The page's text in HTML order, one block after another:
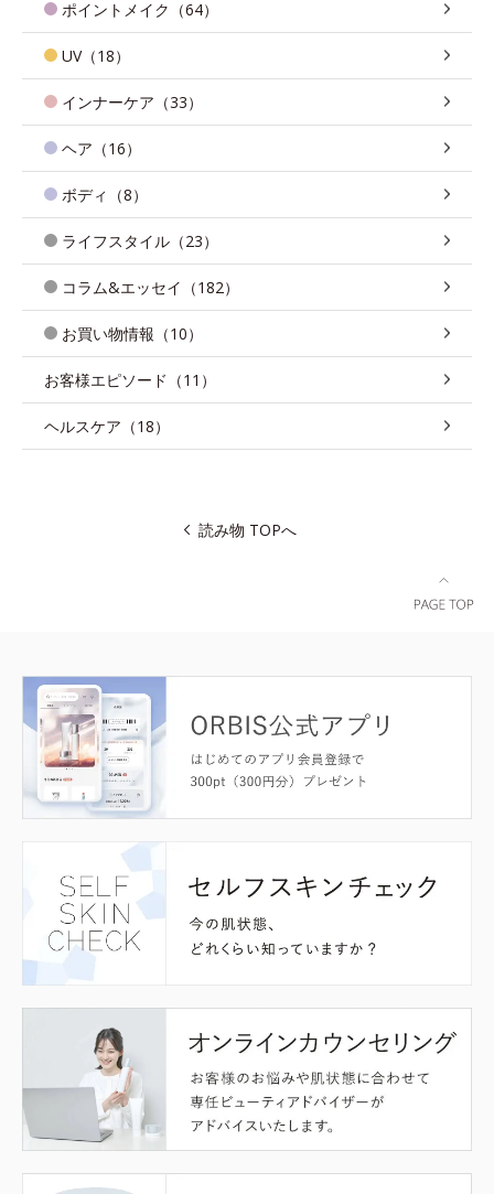
ポイントメイク（64）
UV（18）
インナーケア（33）
ヘア（16）
ボディ（8）
ライフスタイル（23）
コラム&エッセイ（182）
お買い物情報（10）
お客様エピソード（11）
ヘルスケア（18）
読み物 TOPへ